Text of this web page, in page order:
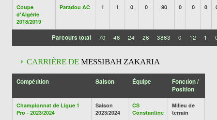
Coupe
d'Algérie
2018/2019
Paradou AC 1 1 0 0 90 0 0 0
Parcours total 70 46 24 26 3863 0 12 1
CARRIÈRE DE MESSIBAH ZAKARIA
Compétition Saison Équipe
Fonction /
Position
Championnat de Ligue 1
Pro - 2023/2024
Saison
2023/2024
CS
Constantine
Milieu de
terrain